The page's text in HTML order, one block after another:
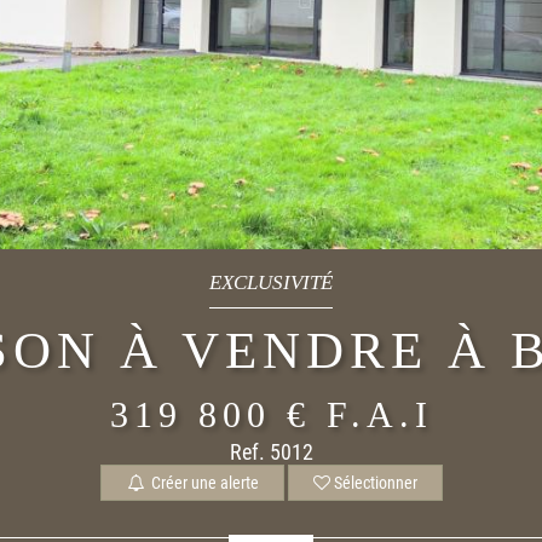
EXCLUSIVITÉ
À VENDRE À
319 800 € F.A.I
Ref. 5012
Créer une alerte Sélectionner